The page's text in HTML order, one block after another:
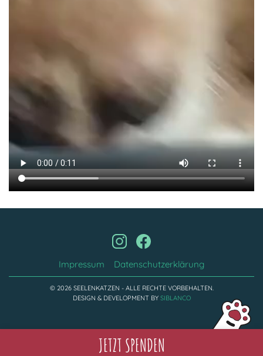
JETZT SPENDEN
Impressum Datenschutzerklärung
© 2026 SEELENKATZEN - ALLE RECHTE VORBEHALTEN.
DESIGN & DEVELOPMENT BY SIBLANCO